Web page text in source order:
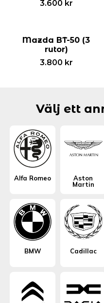
3.600 kr
Mazda BT-50 (3
rutor)
3.800 kr
Välj ett
Alfa Romeo
Aston
Martin
BMW Cadillac